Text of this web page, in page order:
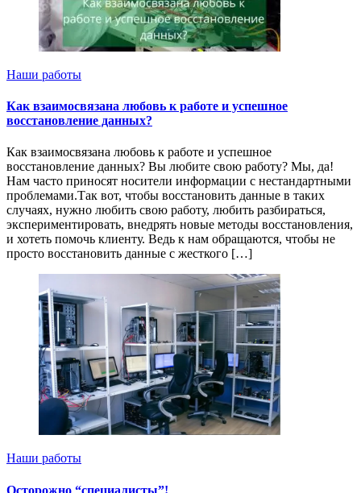
Наши работы
Как взаимосвязана любовь к работе и успешное
восстановление данных?
Как взаимосвязана любовь к работе и успешное
восстановление данных? Вы любите свою работу? Мы, да!
Нам часто приносят носители информации с нестандартными
проблемами.Так вот, чтобы восстановить данные в таких
случаях, нужно любить свою работу, любить разбираться,
экспериментировать, внедрять новые методы восстановления,
и хотеть помочь клиенту. Ведь к нам обращаются, чтобы не
просто восстановить данные с жесткого […]
Наши работы
Осторожно “специалисты”!